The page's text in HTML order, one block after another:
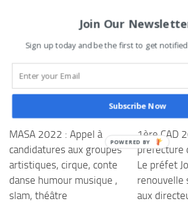
Partagez Partagez
VOUS AIMEREZ AUSSI...
MASA 2022 : Appel à
candidatures aux groupes
artistiques, cirque, conte
danse humour musique ,
slam, théâtre
1ère CAD
préfecture
Le préfet
renouvelle
aux
Join Our
Sign up today and be the first to get
Subscribe Now